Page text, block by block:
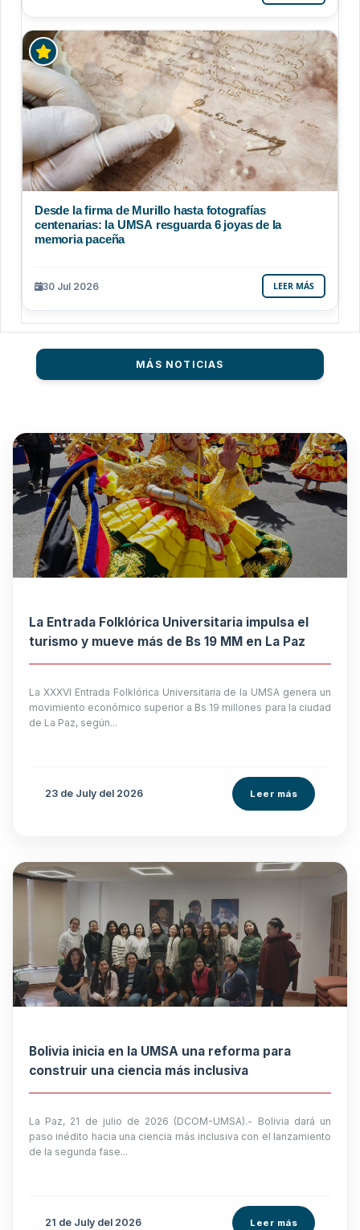
Desde la firma de Murillo hasta fotografías
centenarias: la UMSA resguarda 6 joyas de la
memoria paceña
30 Jul 2026 LEER MÁS
MÁS NOTICIAS
La Entrada Folklórica Universitaria impulsa el
turismo y mueve más de Bs 19 MM en La Paz
La XXXVI Entrada Folklórica Universitaria de la UMSA genera un
movimiento económico superior a Bs 19 millones para la ciudad
de La Paz, según...
23 de July del 2026 Leer más
Bolivia inicia en la UMSA una reforma para
construir una ciencia más inclusiva
La Paz, 21 de julio de 2026 (DCOM-UMSA).- Bolivia dará un
paso inédito hacia una ciencia más inclusiva con el lanzamiento
de la segunda fase...
21 de July del 2026 Leer más